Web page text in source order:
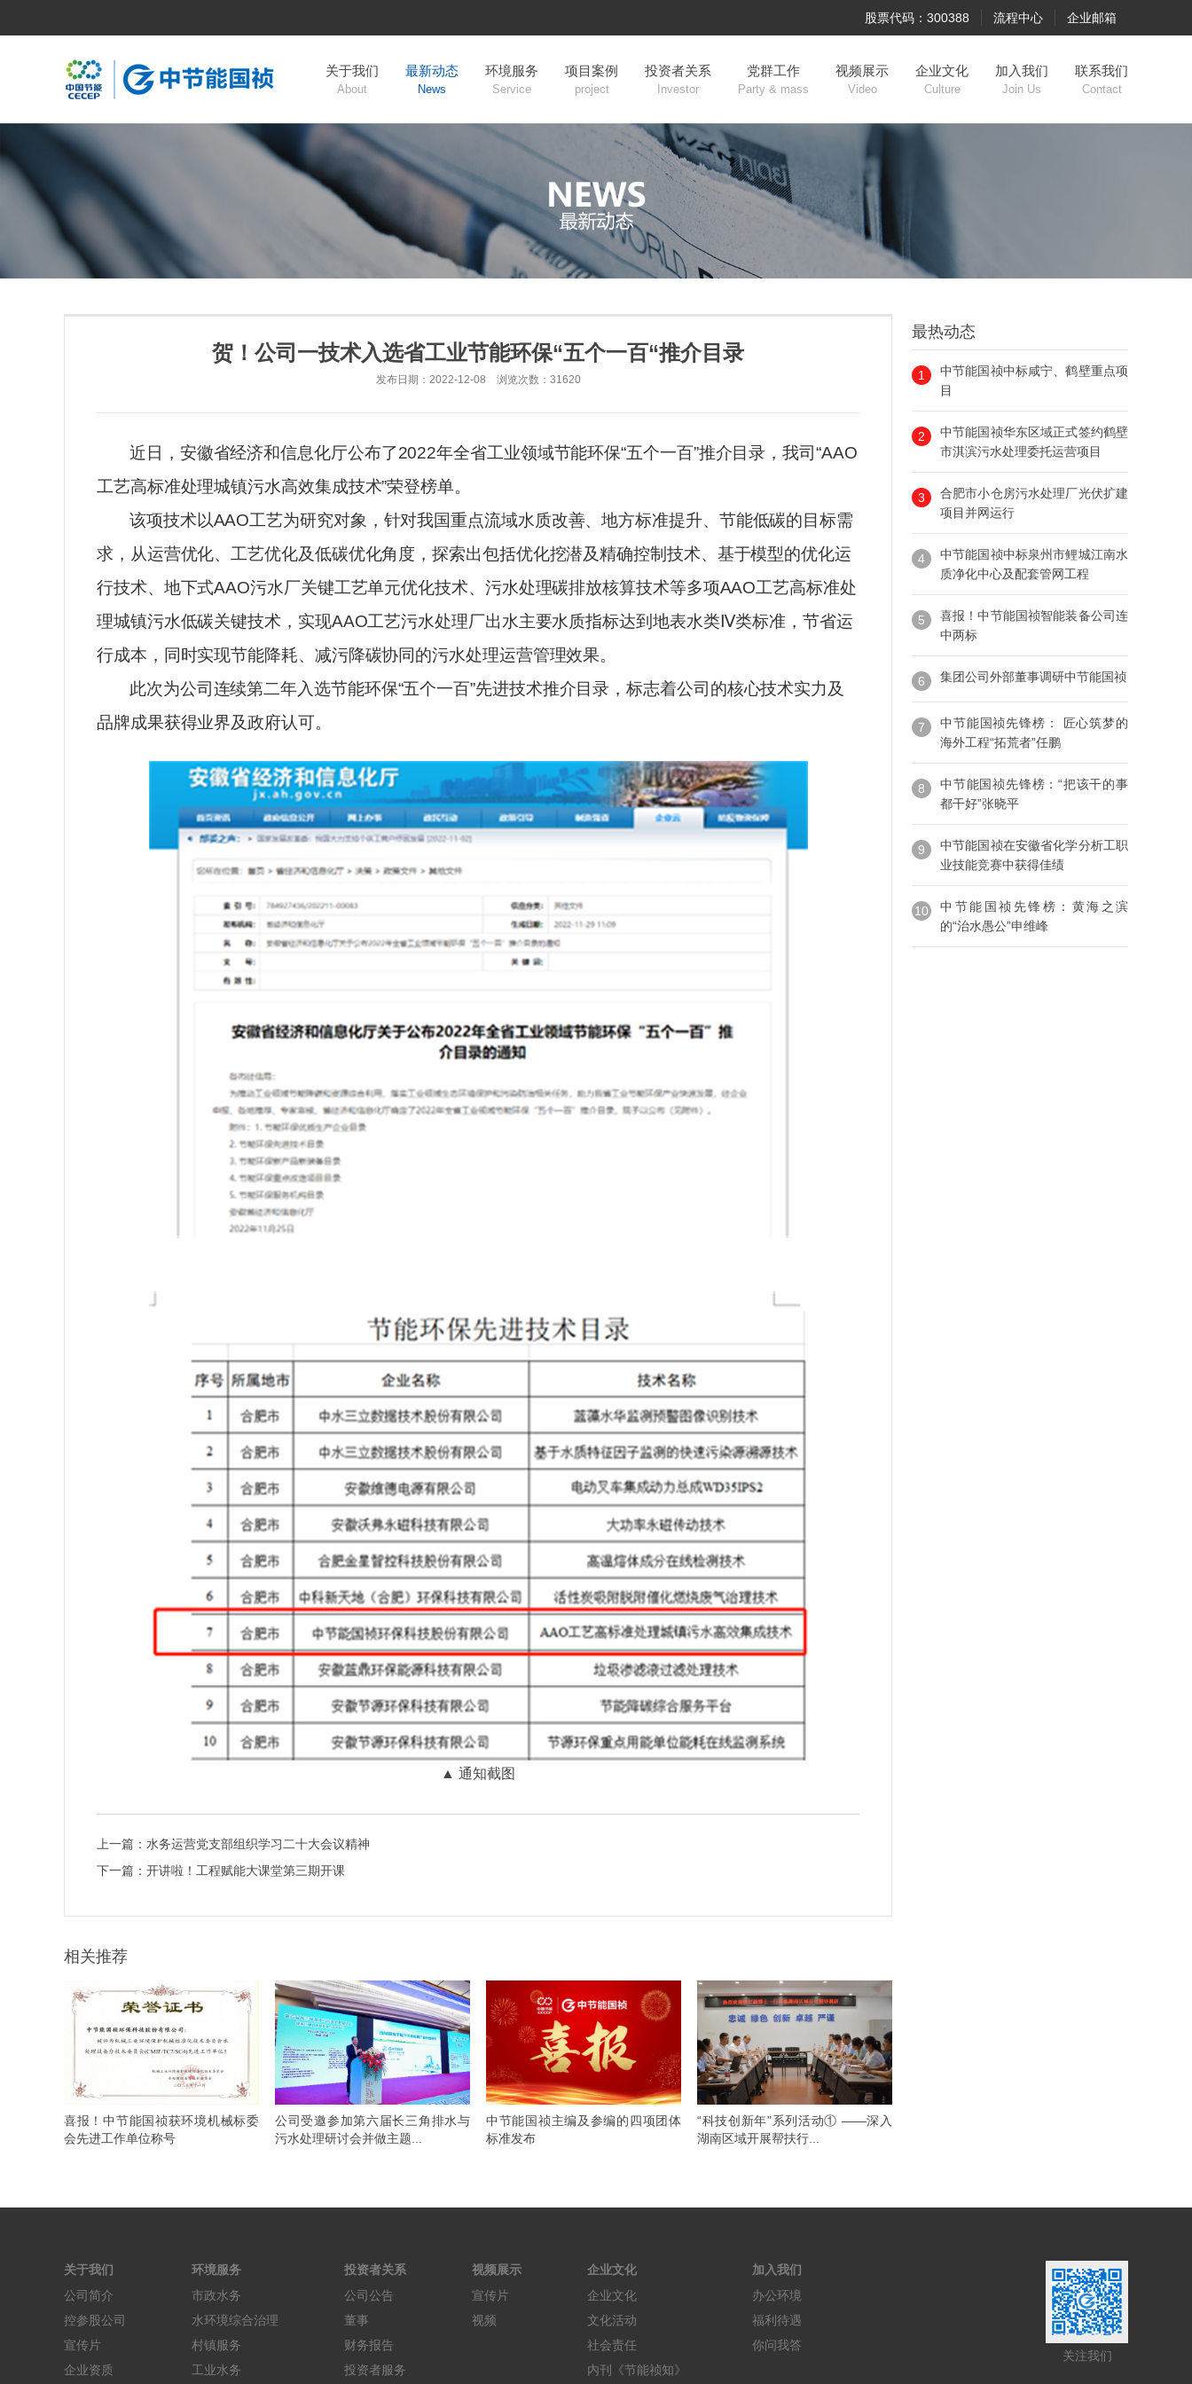
企业邮箱
流程中心
股票代码：300388
关于我们
About
最新动态
News
环境服务
Service
项目案例
project
投资者关系
Investor
党群工作
Party & mass
视频展示
Video
企业文化
Culture
加入我们
Join Us
联系我们
Contact
贺！公司一技术入选省工业节能环保“五个一百“推介目录
发布日期：2022-12-08 浏览次数：31620
近日，安徽省经济和信息化厅公布了2022年全省工业领域节能环保“五个一百”推介目录，我司“AAO
工艺高标准处理城镇污水高效集成技术”荣登榜单。
该项技术以AAO工艺为研究对象，针对我国重点流域水质改善、地方标准提升、节能低碳的目标需
求，从运营优化、工艺优化及低碳优化角度，探索出包括优化挖潜及精确控制技术、基于模型的优化运
行技术、地下式AAO污水厂关键工艺单元优化技术、污水处理碳排放核算技术等多项AAO工艺高标准处
理城镇污水低碳关键技术，实现AAO工艺污水处理厂出水主要水质指标达到地表水类Ⅳ类标准，节省运
行成本，同时实现节能降耗、减污降碳协同的污水处理运营管理效果。
此次为公司连续第二年入选节能环保“五个一百”先进技术推介目录，标志着公司的核心技术实力及
品牌成果获得业界及政府认可。
▲ 通知截图
上一篇： 水务运营党支部组织学习二十大会议精神
下一篇： 开讲啦！工程赋能大课堂第三期开课
相关推荐
喜报！中节能国祯获环境机械标委
会先进工作单位称号
公司受邀参加第六届长三角排水与
污水处理研讨会并做主题...
中节能国祯主编及参编的四项团体
标准发布 ​
“科技创新年”系列活动① ——深入
湖南区域开展帮扶行...
最热动态
1
中节能国祯中标咸宁、鹤壁重点项
目
2
中节能国祯华东区域正式签约鹤壁
市淇滨污水处理委托运营项目
3
合肥市小仓房污水处理厂光伏扩建
项目并网运行
4
中节能国祯中标泉州市鲤城江南水
质净化中心及配套管网工程
5
喜报！中节能国祯智能装备公司连
中两标
6 集团公司外部董事调研中节能国祯
7
中节能国祯先锋榜： 匠心筑梦的
海外工程“拓荒者”任鹏
8
中节能国祯先锋榜：“把该干的事
都干好”张晓平
9
中节能国祯在安徽省化学分析工职
业技能竞赛中获得佳绩
10
中节能国祯先锋榜：黄海之滨
的“治水愚公”申维峰
关于我们
公司简介
控参股公司
宣传片
企业资质
环境服务
市政水务
水环境综合治理
村镇服务
工业水务
投资者关系
公司公告
董事
财务报告
投资者服务
视频展示
宣传片
视频
企业文化
企业文化
文化活动
社会责任
内刊《节能祯知》
加入我们
办公环境
福利待遇
你问我答
关注我们